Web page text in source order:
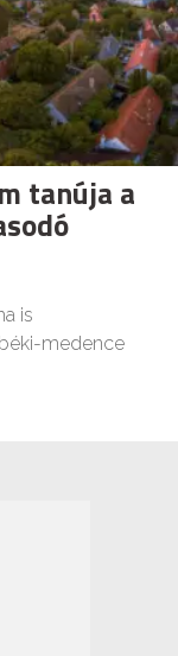
tanúja a
is
medence